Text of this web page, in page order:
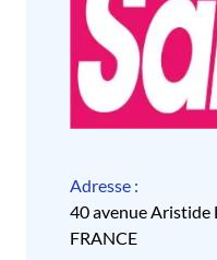
Adresse :
40 avenue Aristide
FRANCE